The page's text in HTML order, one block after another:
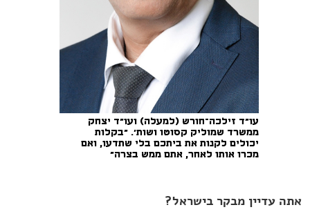
עו"ד זילכה־חורש (למעלה) ועו"ד יצחק
ממשרד שמוליק קסוטו ושות'. "בקלות
יכולים לקנות את ביתכם בלי שתדעו, ואם
מכרו אותו לאחר, אתם ממש בצרה"
אתה עדיין מבקר בישראל?